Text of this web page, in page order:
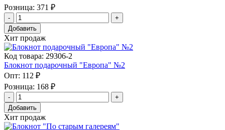
Розница: 371 ₽
Добавить
Хит продаж
Код товара: 29306-2
Блокнот подарочный "Европа" №2
Опт: 112 ₽
Розница: 168 ₽
Добавить
Хит продаж